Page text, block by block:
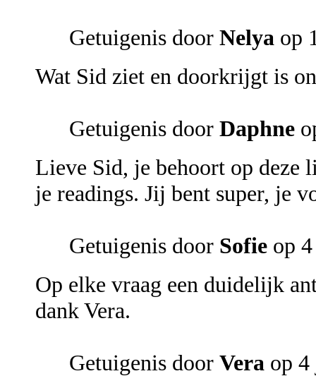
Getuigenis door Nelya op
Wat Sid ziet en doorkrijgt is
Getuigenis door Daphne
Lieve Sid, je behoort op deze
je readings. Jij bent super, je
Getuigenis door Sofie op
Op elke vraag een duidelijk
dank Vera.
Getuigenis door Vera op